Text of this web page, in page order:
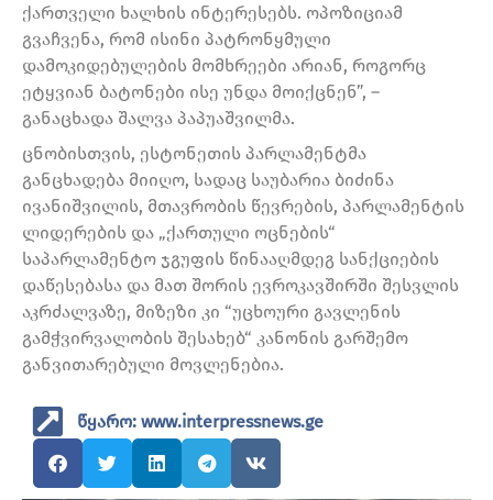
ქართველი ხალხის ინტერესებს. ოპოზიციამ
გვაჩვენა, რომ ისინი პატრონყმული
დამოკიდებულების მომხრეები არიან, როგორც
ეტყვიან ბატონები ისე უნდა მოიქცნენ”, –
განაცხადა შალვა პაპუაშვილმა.
ცნობისთვის, ესტონეთის პარლამენტმა
განცხადება მიიღო, სადაც საუბარია ბიძინა
ივანიშვილის, მთავრობის წევრების, პარლამენტის
ლიდერების და „ქართული ოცნების“
საპარლამენტო ჯგუფის წინააღმდეგ სანქციების
დაწესებასა და მათ შორის ევროკავშირში შესვლის
აკრძალვაზე, მიზეზი კი “უცხოური გავლენის
გამჭვირვალობის შესახებ“ კანონის გარშემო
განვითარებული მოვლენებია.
წყარო: www.interpressnews.ge